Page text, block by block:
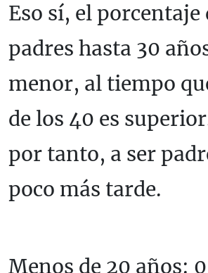
Eso sí, el porcentaje
padres hasta 30
menor, al tiempo
de los 40 es
por tanto, a ser
poco más tarde.
Menos de 20 años: